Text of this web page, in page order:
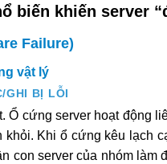
biến khiến server
Failure)
vật lý
GHI BỊ LỖI
cứng server hoạt động
khỏi. Khi ổ cứng kêu lạch
con server của nhóm